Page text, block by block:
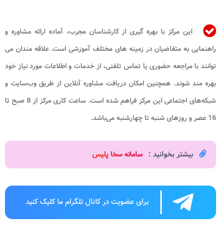
این مرکز با بهره گیری از کارشناسان مجرب، آماده ارائه مشاوره و
راهنمایی به متقاضیان در زمینه های مختلف آموزشی است. علاقه مندان می
توانند با مراجعه حضوری یا تماس تلفنی، از خدمات و اطلاعات مورد نیاز خود
بهره مند شوند. همچنین امکان دریافت مشاوره آنلاین از طریق وب‌سایت و
شبکه‌های اجتماعی این مرکز فراهم شده است. ساعت کاری مرکز از 8 صبح تا
16 عصر و روزهای شنبه تا چهارشنبه می‌باشد.
بیشتر بخوانید : سامانه سخا پلیس
برای عضویت در کانال تلگرام ما کلیک کنید